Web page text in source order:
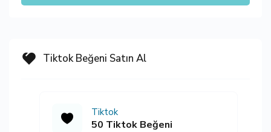
Tiktok Beğeni Satın Al
Tiktok
50 Tiktok Beğeni